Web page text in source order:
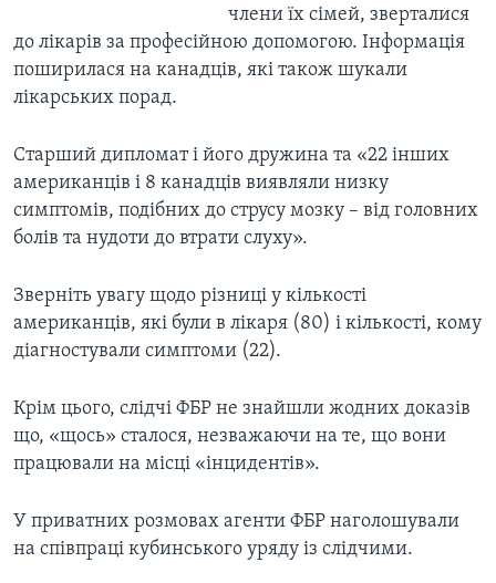
члени їх сімей, зверталися
до лікарів за професійною допомогою. Інформація
поширилася на канадців, які також шукали
лікарських порад.
Старший дипломат і його дружина та «22 інших
американців і 8 канадців виявляли низку
симптомів, подібних до струсу мозку – від головних
болів та нудоти до втрати слуху».
Зверніть увагу щодо різниці у кількості
американців, які були в лікаря (80) і кількості, кому
діагностували симптоми (22).
Крім цього, слідчі ФБР не знайшли жодних доказів
що, «щось» сталося, незважаючи на те, що вони
працювали на місці «інцидентів».
У приватних розмовах агенти ФБР наголошували
на співпраці кубинського уряду із слідчими.